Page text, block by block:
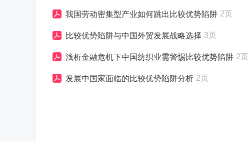
我国劳动密集型产业如何跳出比较优势陷阱 2页
比较优势陷阱与中国外贸发展战略选择 3页
浅析金融危机下中国纺织业需警惕比较优势陷阱 2页
发展中国家面临的比较优势陷阱分析 2页